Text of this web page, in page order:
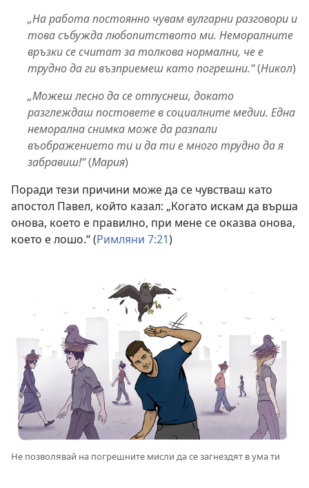
„На работа постоянно чувам вулгарни разговори и
това събужда любопитството ми. Неморалните
връзки се считат за толкова нормални, че е
трудно да ги възприемеш като погрешни.“(Никол)
„Можеш лесно да се отпуснеш, докато
разглеждаш постовете в социалните медии. Една
неморална снимка може да разпали
въображението ти и да ти е много трудно да я
забравиш!“(Мария)
Поради тези причини може да се чувстваш като
апостол Павел, който казал: „Когато искам да върша
онова, което е правилно, при мене се оказва онова,
което е лошо.“ (Римляни 7:21)
Не позволявай на погрешните мисли да се загнездят в ума ти